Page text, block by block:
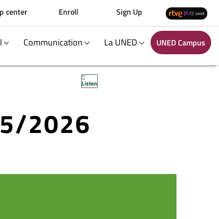
center Enroll Sign Up
Communication La UNED UNED Campus
Listen
2026